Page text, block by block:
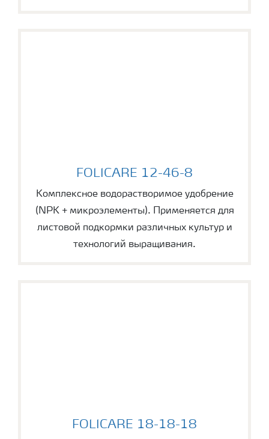
FOLICARE 12-46-8
Комплексное водорастворимое удобрение
(NPK + микроэлементы). Применяется для
листовой подкормки различных культур и
технологий выращивания.
FOLICARE 18-18-18